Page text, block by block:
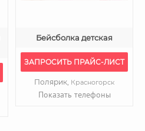
Бейсболка детская
ЗАПРОСИТЬ ПРАЙС-ЛИСТ
Полярик, Красногорск
Показать телефоны